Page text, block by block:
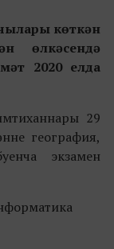
көткән
өлкәсендә
2020 елда
29
география,
экзамен